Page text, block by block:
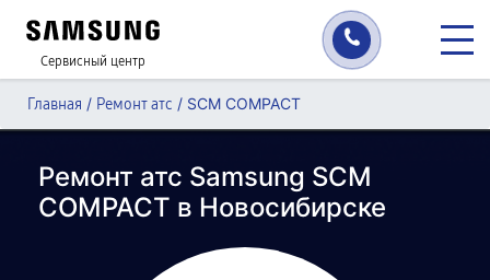
Сервисный центр
Главная / Ремонт атс / SCM COMPACT
Ремонт атс Samsung SCM
COMPACT в Новосибирске